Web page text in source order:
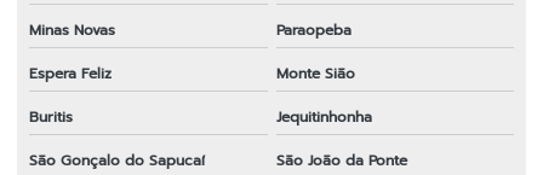
Minas Novas
Paraopeba
Espera Feliz
Monte Sião
Buritis
Jequitinhonha
São Gonçalo do Sapucaí
São João da Ponte